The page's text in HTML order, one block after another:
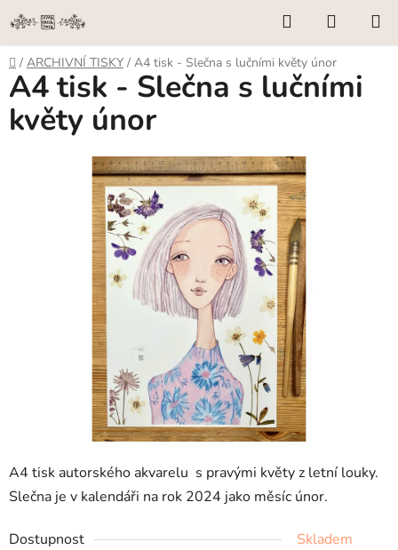
Přejít
na
obsah
Hledat
KOŠÍK
Domů
/ ARCHIVNÍ TISKY / A4 tisk - Slečna s lučními květy únor
A4 tisk autorského akvarelu s pravými květy z letní louky.
Slečna je v kalendáři na rok 2024 jako měsíc únor.
Dostupnost Skladem
A4 tisk - Slečna s lučními
květy únor